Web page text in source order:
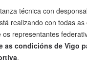
técnica con
realizando con todas as
representantes
as condicións de Vigo
.